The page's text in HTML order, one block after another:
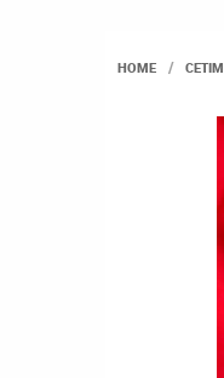
HOME CETIM